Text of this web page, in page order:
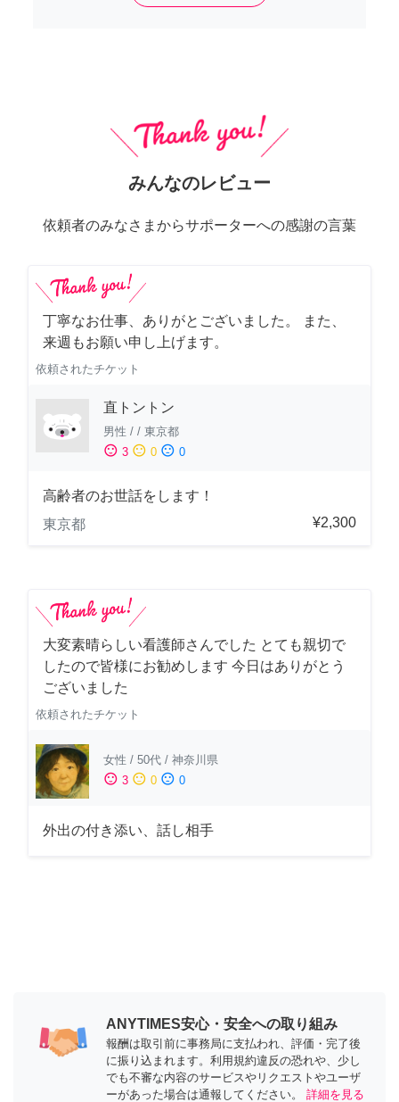
みんなのレビュー
依頼者のみなさまからサポーターへの感謝の言葉
丁寧なお仕事、ありがとございました。 また、
来週もお願い申し上げます。
依頼されたチケット
直トントン
男性 / / 東京都
sentiment_satisfied 3 sentiment_neutral 0 sentiment_dissatisfied 0
高齢者のお世話をします！
東京都
¥2,300
大変素晴らしい看護師さんでした とても親切で
したので皆様にお勧めします 今日はありがとう
ございました
依頼されたチケット
女性 / 50代 / 神奈川県
sentiment_satisfied 3 sentiment_neutral 0 sentiment_dissatisfied 0
外出の付き添い、話し相手
ANYTIMES安心・安全への取り組み
報酬は取引前に事務局に支払われ、評価・完了後
に振り込まれます。利用規約違反の恐れや、少し
でも不審な内容のサービスやリクエストやユーザ
ーがあった場合は通報してください。
詳細を見る